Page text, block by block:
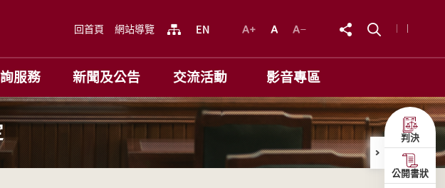
回首頁 網站導覽
服務 新聞及公告 交流活動 影音專區
判決
公開書狀